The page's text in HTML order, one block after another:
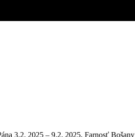
3.2. 2025 – 9.2. 2025, Farnosť Bošany